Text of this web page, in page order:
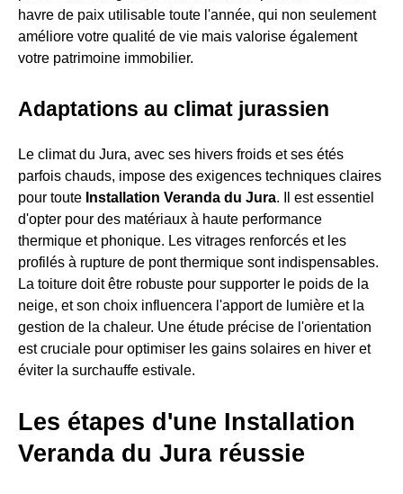
havre de paix utilisable toute l'année, qui non seulement
améliore votre qualité de vie mais valorise également
votre patrimoine immobilier.
Adaptations au climat jurassien
Le climat du Jura, avec ses hivers froids et ses étés
parfois chauds, impose des exigences techniques claires
pour toute Installation Veranda du Jura. Il est essentiel
d'opter pour des matériaux à haute performance
thermique et phonique. Les vitrages renforcés et les
profilés à rupture de pont thermique sont indispensables.
La toiture doit être robuste pour supporter le poids de la
neige, et son choix influencera l'apport de lumière et la
gestion de la chaleur. Une étude précise de l'orientation
est cruciale pour optimiser les gains solaires en hiver et
éviter la surchauffe estivale.
Les étapes d'une Installation
Veranda du Jura réussie